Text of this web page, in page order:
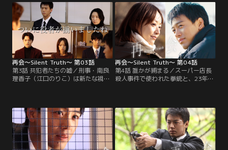
に、ある事件で使用された≪拳銃≫
を小学校の桜の木の下に埋め、≪誰
にも言えない秘密≫を共有した。あ
れから23年--刑事になった淳一は、
4人組のひとり≪初恋の相手≫・万季
子と再会するのだが…。
盗事件で殉職した巡査長・清原和雄
（弓削智久）の拳銃だと判明。しか
も、それは淳一が23年前、仲が良か
った同級生--今回の事件の容疑者と
して浮上した初恋の相手・岩本万季
子（井上真央）…。
再会～Silent Truth～ 第03話
第3話 共犯者たちの嘘／刑事・南良
理香子（江口のりこ）は新たな視点
の事情聴取をしたいと言い出す。23
年前に人知れず持ち去り、タイムカ
プセルに封印した殉職警察官・清原
和雄（弓削智久）の拳銃。今になっ
て、あの拳銃を持ち出し…。
再会～Silent Truth～ 第04話
第4話 誰かが捕まる／スーパー店長
殺人事件で使われた拳銃と、23年前
る上に、和雄の遺体の第一発見者が
飛奈淳一（竹内涼真）、岩本万季子
（井上真央）、清原圭介（瀬戸康
史）、佐久間直人（渡辺大知）--奇
しくも…。